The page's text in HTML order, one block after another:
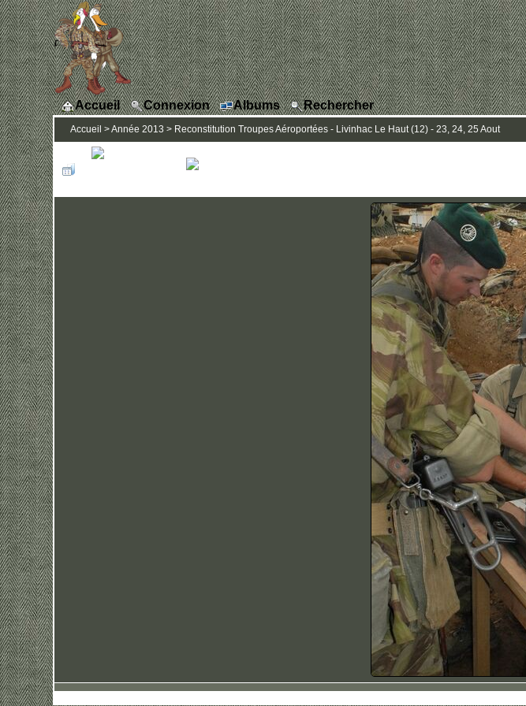
Accueil Connexion Albums Rechercher
Accueil >Année 2013 > Reconstitution Troupes Aéroportées - Livinhac Le Haut (12) - 23, 24, 25 Aout